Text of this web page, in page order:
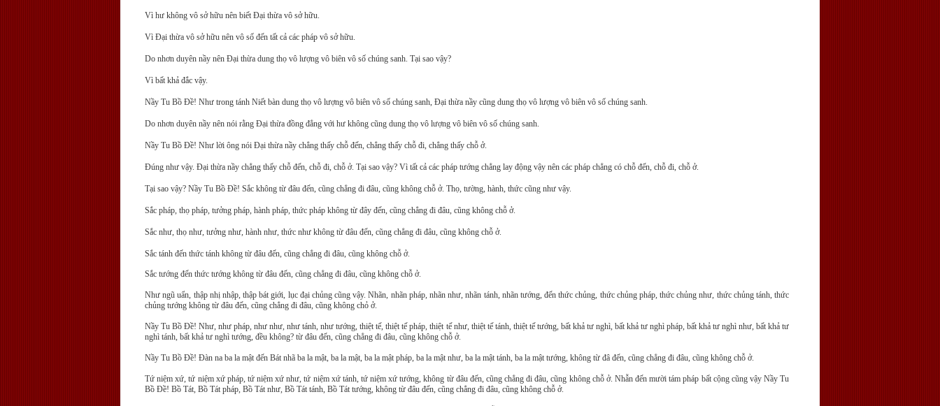
Vì hư không vô sở hữu nên biết Ðại thừa vô sở hữu.
Vì Ðại thừa vô sở hữu nên vô số đến tất cả các pháp vô sở hữu.
Do nhơn duyên nầy nên Ðại thừa dung thọ vô lượng vô biên vô số chúng sanh. Tại sao vậy?
Vì bất khả đắc vậy.
Nầy Tu Bồ Ðề! Như trong tánh Niết bàn dung thọ vô lượng vô biên vô số chúng sanh, Ðại thừa nầy cũng dung thọ vô lượng vô biên vô số chúng sanh.
Do nhơn duyên nầy nên nói rằng Ðại thừa đồng đẳng với hư không cũng dung thọ vô lượng vô biên vô số chúng sanh.
Nầy Tu Bồ Ðề! Như lời ông nói Ðại thừa nầy chẳng thấy chỗ đến, chẳng thấy chỗ đi, chẳng thấy chỗ ở.
Ðúng như vậy. Ðại thừa nầy chẳng thấy chỗ đến, chỗ đi, chỗ ở. Tại sao vậy? Vì tất cả các pháp tướng chẳng lay động vậy nên các pháp chẳng có chỗ đến, chỗ đi, chỗ ở.
Tại sao vậy? Nầy Tu Bồ Ðề! Sắc không từ đâu đến, cũng chẳng đi đâu, cũng không chỗ ở. Thọ, tường, hành, thức cũng như vậy.
Sắc pháp, thọ pháp, tưởng pháp, hành pháp, thức pháp không từ đây đến, cũng chẳng đi đâu, cũng không chỗ ở.
Sắc như, thọ như, tưởng như, hành như, thức như không từ đâu đến, cũng chẳng đi đâu, cũng không chỗ ở.
Sắc tánh đến thức tánh không từ đâu đến, cũng chẳng đi đâu, cũng không chỗ ở.
Sắc tướng đến thức tướng không từ đâu đến, cũng chẳng đi đâu, cũng không chỗ ở.
Như ngũ uẩn, thập nhị nhập, thập bát giới, lục đại chủng cũng vậy. Nhãn, nhãn pháp, nhãn như, nhãn tánh, nhãn tướng, đến thức chủng, thức chủng pháp, thức chủng như, thức chủng tánh, thức
chủng tướng không từ đâu đến, cũng chẳng đi đâu, cũng không chỏ ở.
Nầy Tu Bồ Ðề! Như, như pháp, như như, như tánh, như tướng, thiệt tế, thiệt tế pháp, thiệt tế như, thiệt tế tánh, thiệt tế tướng, bất khả tư nghì, bất khả tư nghì pháp, bất khả tư nghì như, bất khả tư
nghì tánh, bất khả tư nghì tướng, đều không? từ đâu đến, cũng chẳng đi đâu, cũng không chỗ ở.
Nầy Tu Bồ Ðề! Ðàn na ba la mật đến Bát nhã ba la mật, ba la mật, ba la mật pháp, ba la mật như, ba la mật tánh, ba la mật tướng, không từ đâ đến, cũng chẳng đi đâu, cũng không chỗ ở.
Tứ niệm xứ, tứ niệm xứ pháp, tứ niệm xứ như, tứ niệm xứ tánh, tứ niệm xứ tướng, không từ đâu đến, cũng chẳng đi đâu, cũng không chỗ ở. Nhẫn đến mười tám pháp bất cộng cũng vậy Nầy Tu
Bồ Ðề! Bồ Tát, Bồ Tát pháp, Bồ Tát như, Bồ Tát tánh, Bồ Tát tướng, không từ đâu đến, cũng chẳng đi đâu, cũng không chỗ ở.